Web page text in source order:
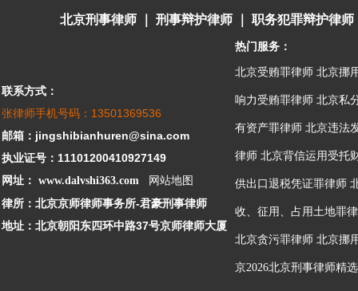
北京刑事律师 刑事辩护律师 职务犯罪辩护律师
联系方式：
张律师手机号码：13501369536
邮箱：jingshibianhuren@sina.com
执业证号：11101200410927149
网址： www.dalvshi363.com 网站地图
律所：北京京师律师事务所-君豪刑事律师
地址：北京朝阳东四环中路37号京师律师大厦
热门服务：
北京受贿罪律师 北京挪
响力受贿罪律师 北京私
有资产罪律师 北京违法
律师 北京背信运用受托
供出口退税凭证罪律师
收、征用、占用土地罪
北京贪污罪律师 北京挪
京2026北京刑事律师精